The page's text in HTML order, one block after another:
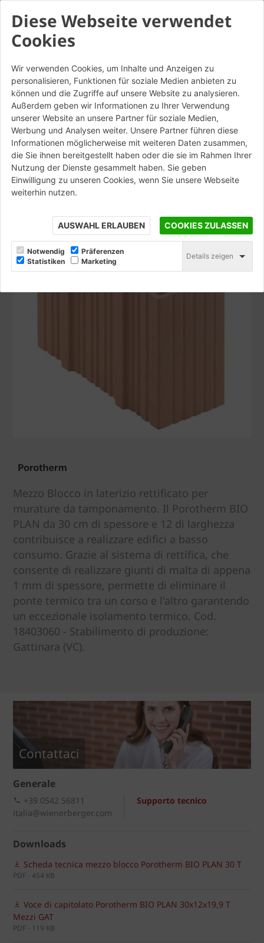
Diese Webseite verwendet
Cookies
Wir verwenden Cookies, um Inhalte und Anzeigen zu
personalisieren, Funktionen für soziale Medien anbieten zu
können und die Zugriffe auf unsere Website zu analysieren.
Außerdem geben wir Informationen zu Ihrer Verwendung
unserer Website an unsere Partner für soziale Medien,
Werbung und Analysen weiter. Unsere Partner führen diese
Informationen möglicherweise mit weiteren Daten zusammen,
die Sie ihnen bereitgestellt haben oder die sie im Rahmen Ihrer
Nutzung der Dienste gesammelt haben. Sie geben
Einwilligung zu unseren Cookies, wenn Sie unsere Webseite
weiterhin nutzen.
AUSWAHL ERLAUBEN COOKIES ZULASSEN
Notwendig
Präferenzen
Statistiken
Marketing
Details zeigen
Porotherm BIO PLAN 30-
12/19,9 T mezzo - GAT
STAMPA
Mezzo Blocco in laterizio rettificato per
murature da tamponamento. Il Porotherm BIO
PLAN da 30 cm di spessore e 12 di larghezza
contribuisce a realizzare edifici a basso
consumo. Grazie al sistema di rettifica, che
consente di realizzare giunti di malta di appena
1 mm di spessore, permette di eliminare il
ponte termico tra un corso e l'altro garantendo
un eccezionale isolamento termico. Cod.
18403060 - Stabilimento di produzione:
Gattinara (VC).
Contattaci
Generale
Supporto tecnico
+39 0542 56811
italia@wienerberger.com
Downloads
Scheda tecnica mezzo blocco Porotherm BIO PLAN 30 T
PDF - 454 KB
Voce di capitolato Porotherm BIO PLAN 30x12x19,9 T
Mezzi GAT
PDF - 119 KB